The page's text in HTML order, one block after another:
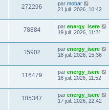
272296 par mobar
21 juil. 2026, 10:42
78884 par energy_isere
19 juil. 2026, 11:21
15902 par energy_isere
18 juil. 2026, 15:36
116479 par energy_isere
18 juil. 2026, 11:52
105347 par energy_isere
17 juil. 2026, 22:42